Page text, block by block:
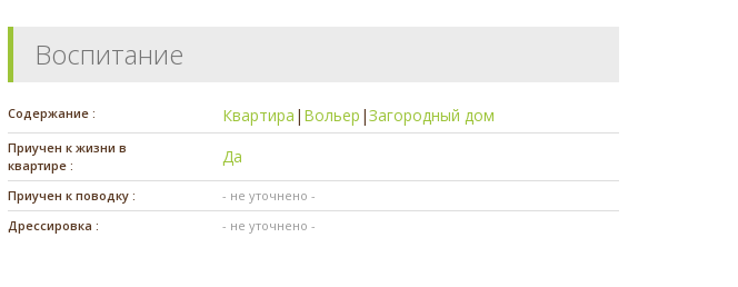
Воспитание
Содержание : Квартира | Вольер |Загородный дом
Приучен к жизни в
квартире :
Да
Приучен к поводку :
- не уточнено -
Дрессировка :
- не уточнено -